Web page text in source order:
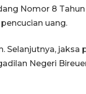
Nomor 8 Tahun
uang.
Selanjutnya, jaksa
Negeri